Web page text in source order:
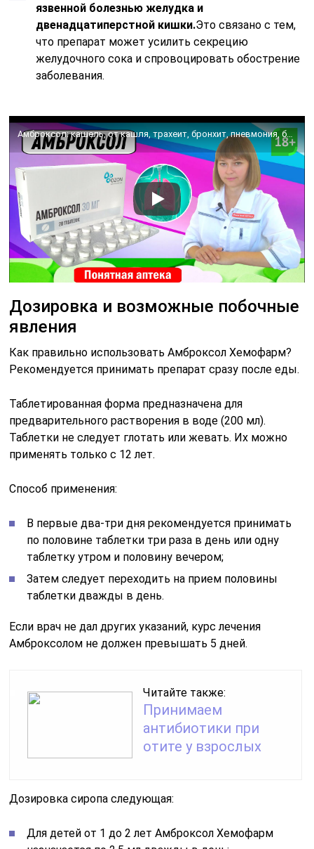
язвенной болезнью желудка и
двенадцатиперстной кишки.Это связано с тем,
что препарат может усилить секрецию
желудочного сока и спровоцировать обострение
заболевания.
Дозировка и возможные побочные
явления
Как правильно использовать Амброксол Хемофарм?
Рекомендуется принимать препарат сразу после еды.
Таблетированная форма предназначена для
предварительного растворения в воде (200 мл).
Таблетки не следует глотать или жевать. Их можно
применять только с 12 лет.
Способ применения:
В первые два-три дня рекомендуется принимать
по половине таблетки три раза в день или одну
таблетку утром и половину вечером;
Затем следует переходить на прием половины
таблетки дважды в день.
Если врач не дал других указаний, курс лечения
Амброксолом не должен превышать 5 дней.
Читайте также:
Принимаем
антибиотики при
отите у взрослых
Дозировка сиропа следующая:
Для детей от 1 до 2 лет Амброксол Хемофарм